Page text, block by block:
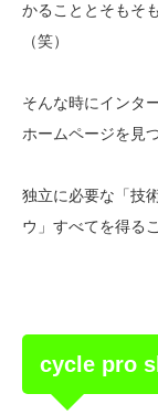
かることとそもそ
（笑）
そんな時にインタ
ホームページを見
独立に必要な「技
ウ」すべてを得る
cycle pro